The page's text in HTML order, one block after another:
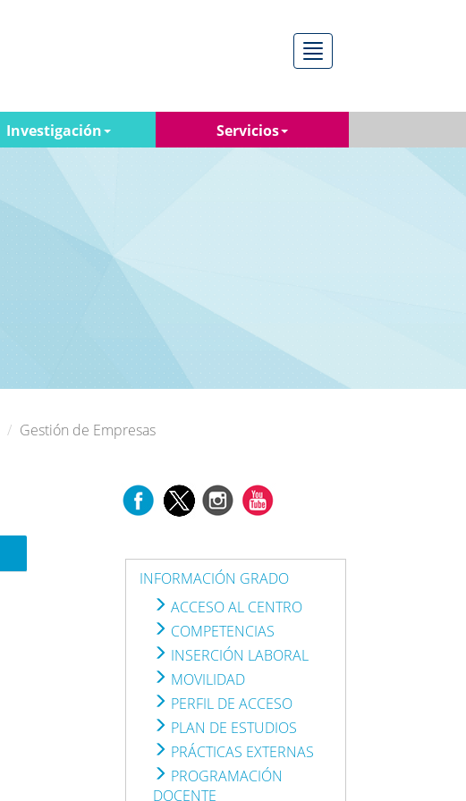
Menú
Investigación Servicios
Gestión de Empresas
INFORMACIÓN GRADO
ACCESO AL CENTRO
COMPETENCIAS
INSERCIÓN LABORAL
MOVILIDAD
PERFIL DE ACCESO
PLAN DE ESTUDIOS
PRÁCTICAS EXTERNAS
PROGRAMACIÓN
DOCENTE